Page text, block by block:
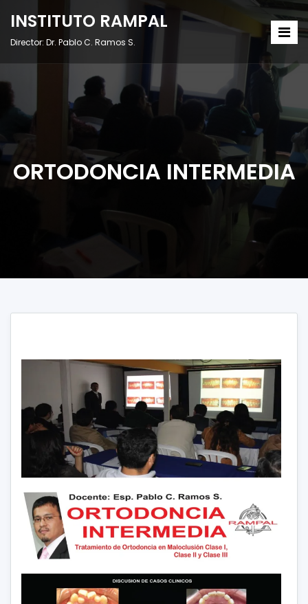
INSTITUTO RAMPAL
Director: Dr. Pablo C. Ramos S.
ORTODONCIA INTERMEDIA